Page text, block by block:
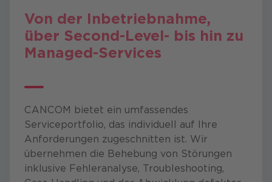
Von der Inbetriebnahme,
über Second-Level- bis hin zu
Managed-Services
CANCOM bietet ein umfassendes
Serviceportfolio, das individuell auf Ihre
Anforderungen zugeschnitten ist. Wir
übernehmen die Behebung von Störungen
inklusive Fehleranalyse, Troubleshooting,